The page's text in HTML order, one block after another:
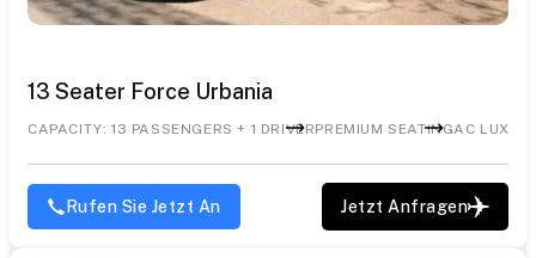
13 Seater Force Urbania
CAPACITY: 13 PASSENGERS + 1 DRIVERPREMIUM SEATINGAC
Rufen Sie Jetzt An Jetzt Anfragen